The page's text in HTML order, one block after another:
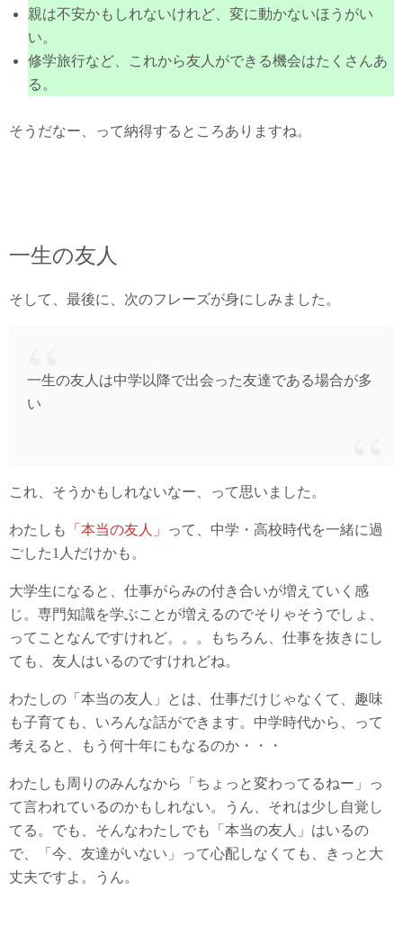
親は不安かもしれないけれど、変に動かないほうがい
い。
修学旅行など、これから友人ができる機会はたくさんあ
る。
そうだなー、って納得するところありますね。
一生の友人
そして、最後に、次のフレーズが身にしみました。
一生の友人は中学以降で出会った友達である場合が多
い
これ、そうかもしれないなー、って思いました。
わたしも 「本当の友人」
って、中学・高校時代を一緒に過
ごした1人だけかも。
大学生になると、仕事がらみの付き合いが増えていく感
じ。専門知識を学ぶことが増えるのでそりゃそうでしょ、
ってことなんですけれど。。。もちろん、仕事を抜きにし
ても、友人はいるのですけれどね。
わたしの「本当の友人」とは、仕事だけじゃなくて、趣味
も子育ても、いろんな話ができます。中学時代から、って
考えると、もう何十年にもなるのか・・・
わたしも周りのみんなから「ちょっと変わってるねー」っ
て言われているのかもしれない。うん、それは少し自覚し
てる。でも、そんなわたしでも「本当の友人」はいるの
で、「今、友達がいない」って心配しなくても、きっと大
丈夫ですよ。うん。